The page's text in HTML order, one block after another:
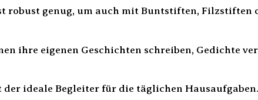
robust genug, um auch mit Buntstiften, Filzstiften
ihre eigenen Geschichten schreiben, Gedichte
ideale Begleiter für die täglichen Hausaufgaben.